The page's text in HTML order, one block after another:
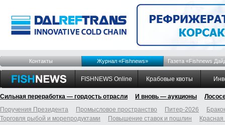
Контакты Журнал «Fishnews» Газета «Fishnews
FISHNEWS Online Крабовые квоты
Сильная переработка — гордость отрасли И вновь — аукционы
Поручения Президента
Промысловое пространство Питер-2026
Торговля рыбой и морепродуктами
Повышение ставок и пошлин